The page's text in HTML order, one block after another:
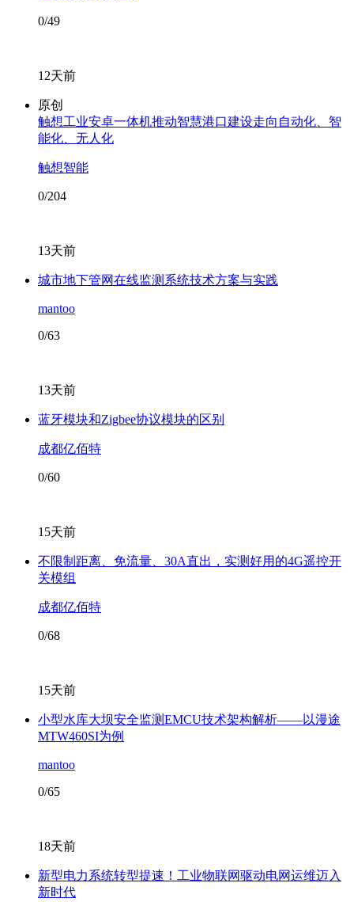
0/49
12天前
原创
触想工业安卓一体机推动智慧港口建设走向自动化、智
能化、无人化
触想智能
0/204
13天前
城市地下管网在线监测系统技术方案与实践
mantoo
0/63
13天前
蓝牙模块和Zigbee协议模块的区别
成都亿佰特
0/60
15天前
不限制距离、免流量、30A直出，实测好用的4G遥控开
关模组
成都亿佰特
0/68
15天前
小型水库大坝安全监测EMCU技术架构解析——以漫途
MTW460SI为例
mantoo
0/65
18天前
新型电力系统转型提速！工业物联网驱动电网运维迈入
新时代